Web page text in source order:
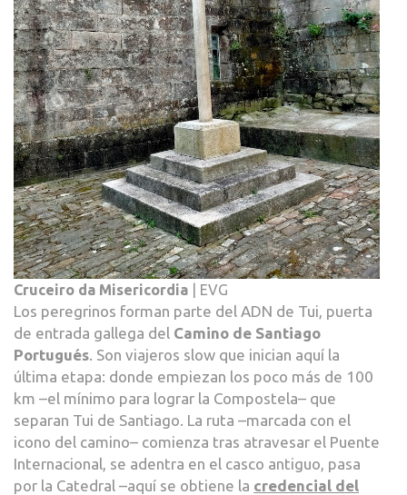
Cruceiro da Misericordia | EVG
Los peregrinos forman parte del ADN de Tui, puerta
de entrada gallega del Camino de Santiago
Portugués. Son viajeros slow que inician aquí la
última etapa: donde empiezan los poco más de 100
km –el mínimo para lograr la Compostela– que
separan Tui de Santiago. La ruta –marcada con el
icono del camino– comienza tras atravesar el Puente
Internacional, se adentra en el casco antiguo, pasa
por la Catedral –aquí se obtiene la credencial del